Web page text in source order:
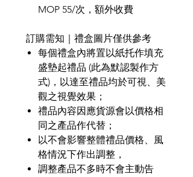
MOP 55/次， 額外收費
訂購需知｜禮盒圖片僅供參考
每個禮盒內將置以紙托作填充
盛墊起禮品 (此為默認製作方
式) ，以達至禮品均於可視、美
觀之視覺效果；
禮品內容因應貨源會以價格相
同之產品作代替；
以不會影響整體禮品價格、風
格情況下作出調整，
調整產品不多時不會主動告